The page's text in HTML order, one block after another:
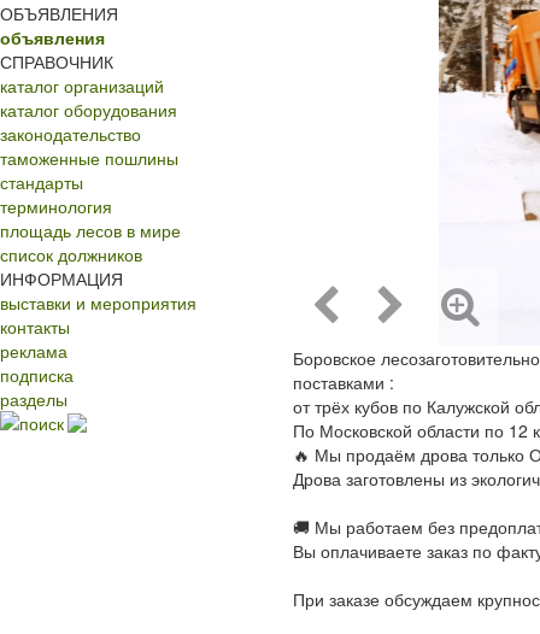
ОБЪЯВЛЕНИЯ
объявления
СПРАВОЧНИК
каталог организаций
каталог оборудования
законодательство
таможенные пошлины
стандарты
терминология
площадь лесов в мире
список должников
ИНФОРМАЦИЯ
выставки и мероприятия
контакты
реклама
подписка
разделы
поиск
Боровское
поставками :
от трёх кубов по Калужской
По Московской области по 12
🔥 Мы продаём дрова только
Дрова заготовлены из
🚚 Мы работаем без
Вы оплачиваете заказ по
При заказе обсуждаем